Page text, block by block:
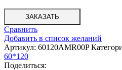
ЗАКАЗАТЬ
Сравнить
Добавить в список желаний
Артикул: 60120AMR00P
60*120
Поделиться: